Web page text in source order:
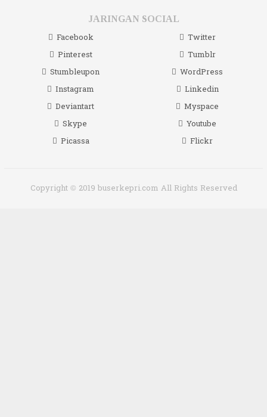
JARINGAN SOCIAL
Facebook
Twitter
Pinterest
Tumblr
Stumbleupon
WordPress
Instagram
Linkedin
Deviantart
Myspace
Skype
Youtube
Picassa
Flickr
Copyright © 2019 buserkepri.com All Rights Reserved